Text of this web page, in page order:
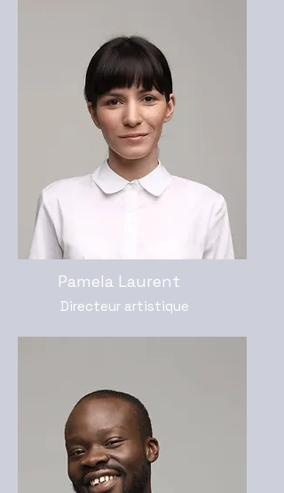
Pamela Laurent
Directeur artistique